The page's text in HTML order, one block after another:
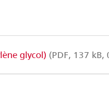
glycol) (PDF, 137 kB,